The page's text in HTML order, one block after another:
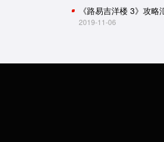
《路易吉洋楼 3》攻
2019-11-06